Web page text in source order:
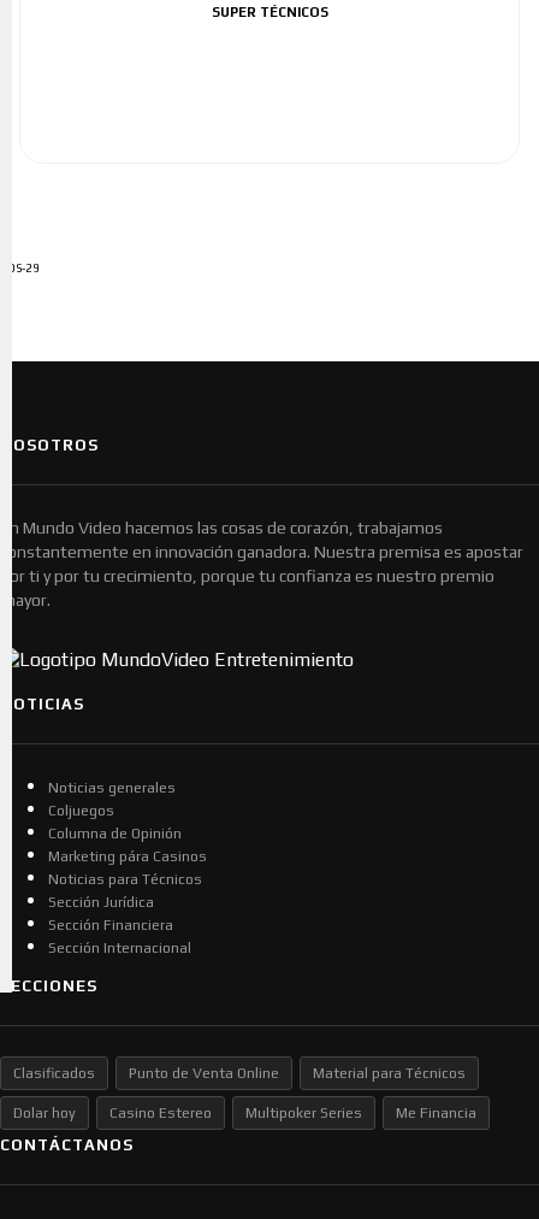
SUPER TÉCNICOS
ADS-29
NOSOTROS
En Mundo Video hacemos las cosas de corazón, trabajamos
constantemente en innovación ganadora. Nuestra premisa es apostar
por ti y por tu crecimiento, porque tu confianza es nuestro premio
mayor.
NOTICIAS
Noticias generales
Coljuegos
Columna de Opinión
Marketing pára Casinos
Noticias para Técnicos
Sección Jurídica
Sección Financiera
Sección Internacional
SECCIONES
Clasificados Punto de Venta Online Material para Técnicos
Dolar hoy Casino Estereo Multipoker Series Me Financia
CONTÁCTANOS